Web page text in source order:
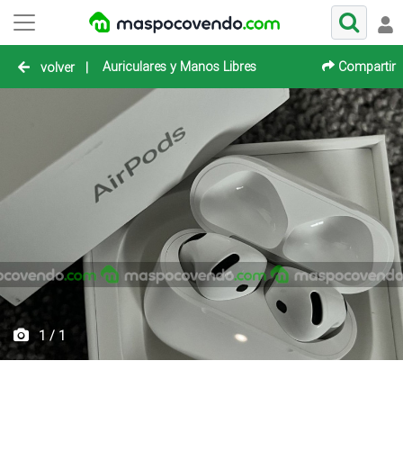
volver | Auriculares y Manos Libres Compartir
1 / 1